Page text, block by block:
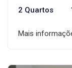
2 Quartos
Mais